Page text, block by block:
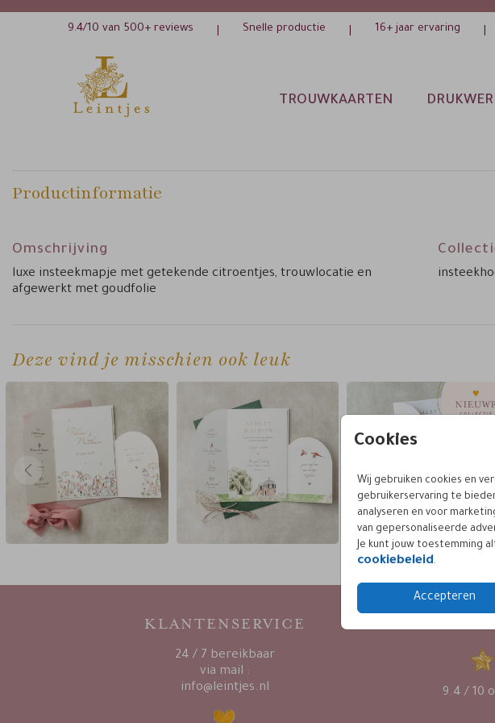
9.4/10 van 500+ reviews Snelle productie 16+ jaar ervaring
TROUWKAARTEN
Cookies
Wij gebruiken cookies en
gebruikerservaring te
analyseren en voor
van gepersonaliseerde
Je kunt jouw toestemming
cookiebeleid.
Accepteren
Productinformatie
Omschrijving
luxe insteekmapje met getekende citroentjes, trouwlocatie en
afgewerkt met goudfolie
Deze vind je misschien ook leuk
KLANTENSERVICE
24 / 7 bereikbaar
via mail :
info@leintjes.nl
9.4 / 10